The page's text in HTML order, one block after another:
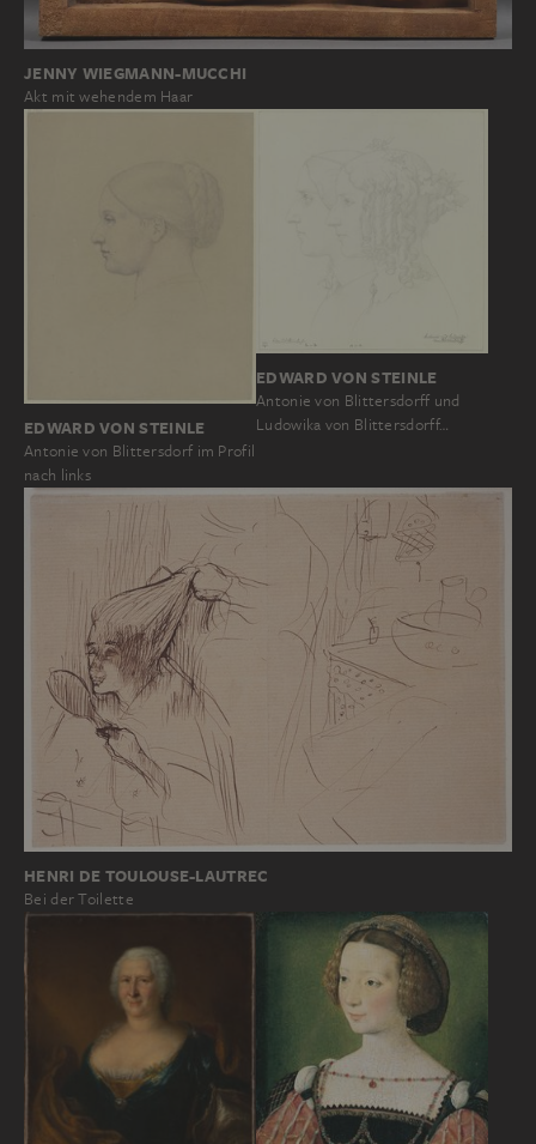
JENNY WIEGMANN-MUCCHI
Akt mit wehendem Haar
EDWARD VON STEINLE
Antonie von Blittersdorf im Profil
nach links
EDWARD VON STEINLE
Antonie von Blittersdorff und
Ludowika von Blittersdorff…
HENRI DE TOULOUSE-LAUTREC
Bei der Toilette